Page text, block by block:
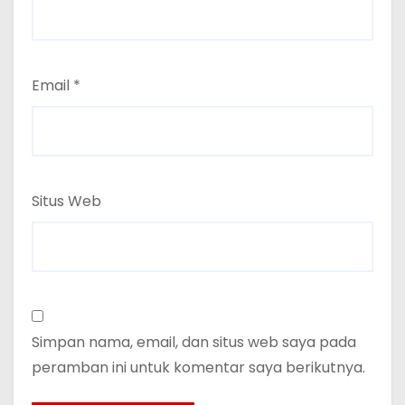
Email *
Situs Web
Simpan nama, email, dan situs web saya pada
peramban ini untuk komentar saya berikutnya.